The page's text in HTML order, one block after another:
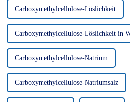
Carboxymethylcellulose-Löslichkeit
Carboxymethylcellulose-Löslichkeit in
Carboxymethylcellulose-Natrium
Carboxymethylcellulose-Natriumsalz